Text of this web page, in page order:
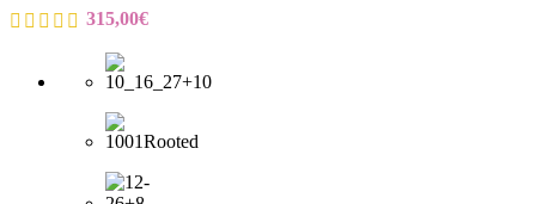
315,00€